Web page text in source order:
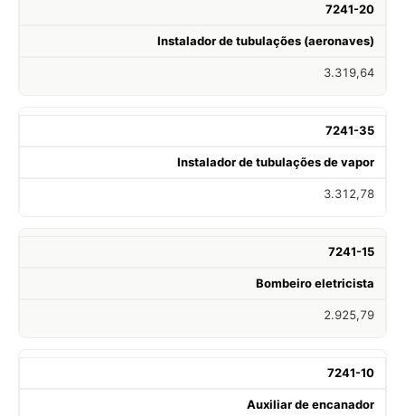
7241-20
Instalador de tubulações (aeronaves)
3.319,64
7241-35
Instalador de tubulações de vapor
3.312,78
7241-15
Bombeiro eletricista
2.925,79
7241-10
Auxiliar de encanador